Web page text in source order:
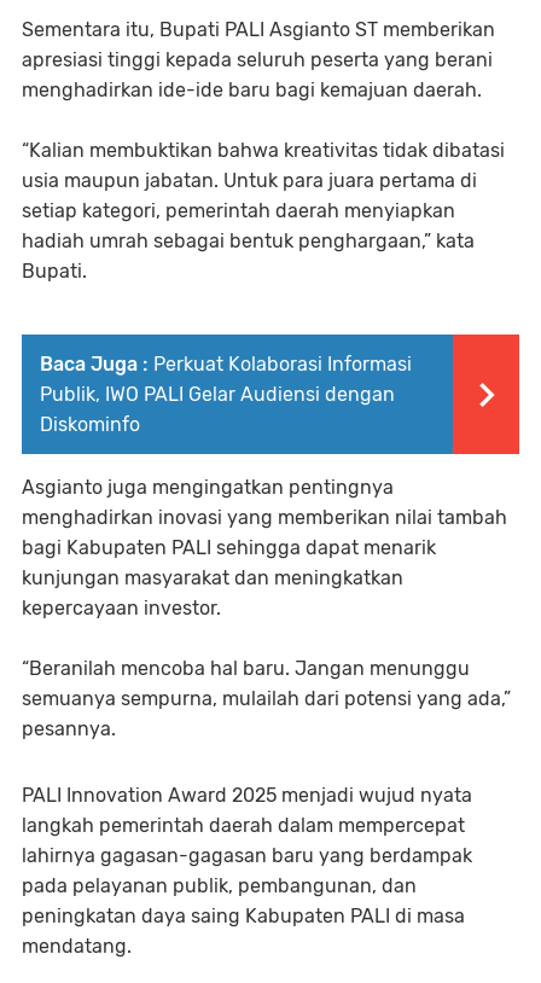
Sementara itu, Bupati PALI Asgianto ST memberikan
apresiasi tinggi kepada seluruh peserta yang berani
menghadirkan ide-ide baru bagi kemajuan daerah.
“Kalian membuktikan bahwa kreativitas tidak dibatasi
usia maupun jabatan. Untuk para juara pertama di
setiap kategori, pemerintah daerah menyiapkan
hadiah umrah sebagai bentuk penghargaan,” kata
Bupati.
Baca Juga : Perkuat Kolaborasi Informasi
Publik, IWO PALI Gelar Audiensi dengan
Diskominfo
Asgianto juga mengingatkan pentingnya
menghadirkan inovasi yang memberikan nilai tambah
bagi Kabupaten PALI sehingga dapat menarik
kunjungan masyarakat dan meningkatkan
kepercayaan investor.
“Beranilah mencoba hal baru. Jangan menunggu
semuanya sempurna, mulailah dari potensi yang ada,”
pesannya.
PALI Innovation Award 2025 menjadi wujud nyata
langkah pemerintah daerah dalam mempercepat
lahirnya gagasan-gagasan baru yang berdampak
pada pelayanan publik, pembangunan, dan
peningkatan daya saing Kabupaten PALI di masa
mendatang.